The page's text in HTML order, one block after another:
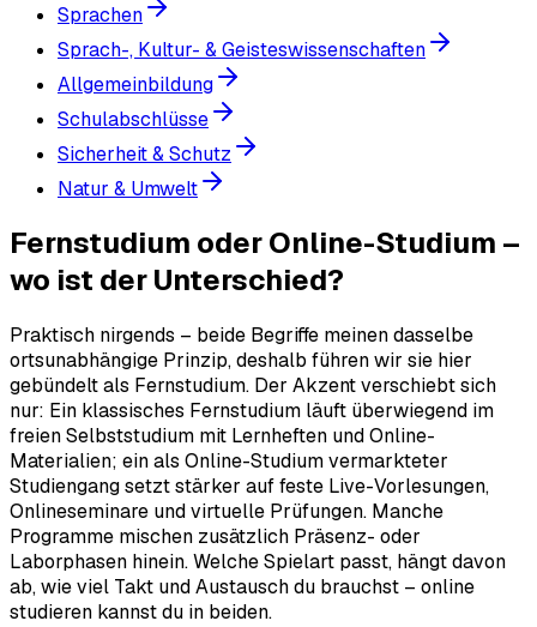
Sprachen
Sprach-, Kultur- & Geisteswissenschaften
Allgemeinbildung
Schulabschlüsse
Sicherheit & Schutz
Natur & Umwelt
Fernstudium oder Online-Studium –
wo ist der Unterschied?
Praktisch nirgends – beide Begriffe meinen dasselbe
ortsunabhängige Prinzip, deshalb führen wir sie hier
gebündelt als Fernstudium. Der Akzent verschiebt sich
nur: Ein klassisches Fernstudium läuft überwiegend im
freien Selbststudium mit Lernheften und Online-
Materialien; ein als Online-Studium vermarkteter
Studiengang setzt stärker auf feste Live-Vorlesungen,
Onlineseminare und virtuelle Prüfungen. Manche
Programme mischen zusätzlich Präsenz- oder
Laborphasen hinein. Welche Spielart passt, hängt davon
ab, wie viel Takt und Austausch du brauchst – online
studieren kannst du in beiden.